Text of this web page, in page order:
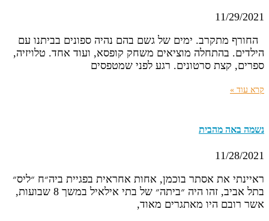
11/29/2021
החורף מתקרב. ימים של גשם בהם נהיה ספונים בביתנו עם
הילדים. בהתחלה מוציאים משחק קופסא, ועוד אחד. טלויזיה,
ספרים, קצת סרטונים. רגע לפני שמטפסים
קרא עוד »
נשמה באה מהבית
11/28/2021
ראיינתי את אסתר בוכמן, אחות אחראית בפגיית ביה״ח ״ליס״
בתל אביב, זהו היה ״ביתה״ של בתי אילאיל במשך 8 שבועות,
אשר רובם היו מאתגרים מאוד,